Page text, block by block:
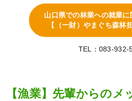
山口県での林業への就業
【（一財）やまぐち森林
TEL：083-932-
【漁業】先輩からのメ